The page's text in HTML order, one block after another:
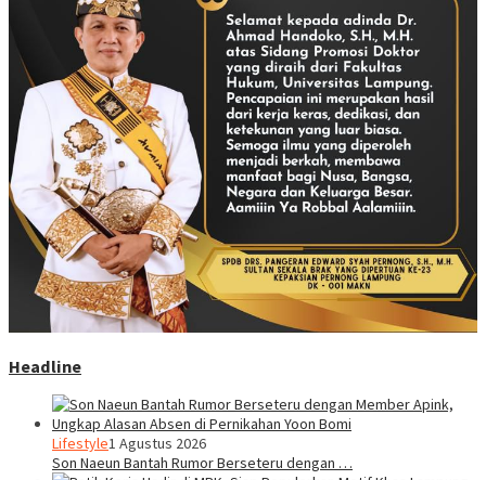
Headline
Lifestyle1 Agustus 2026
Son Naeun Bantah Rumor Berseteru dengan …